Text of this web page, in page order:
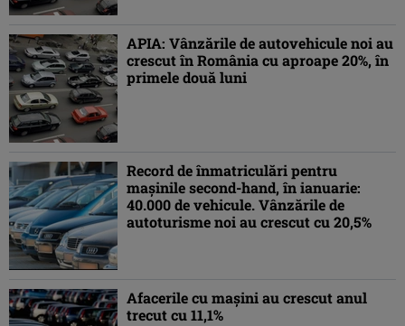
APIA: Vânzările de autovehicule noi au
crescut în România cu aproape 20%, în
primele două luni
Record de înmatriculări pentru
maşinile second-hand, în ianuarie:
40.000 de vehicule. Vânzările de
autoturisme noi au crescut cu 20,5%
Afacerile cu maşini au crescut anul
trecut cu 11,1%